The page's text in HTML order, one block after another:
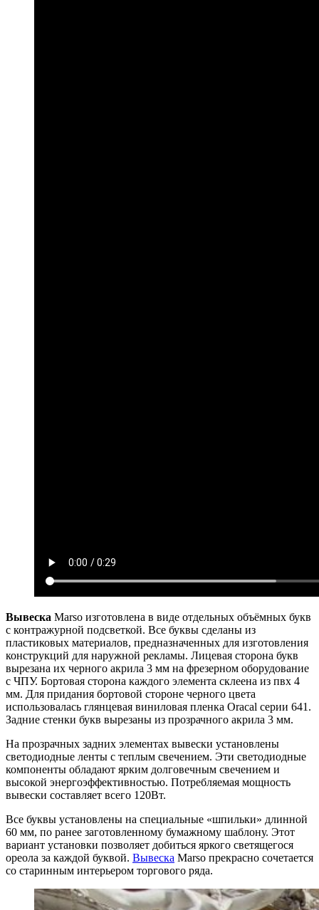
Вывеска Marso изготовлена в виде отдельных объёмных букв
с контражурной подсветкой. Все буквы сделаны из
пластиковых материалов, предназначенных для изготовления
конструкций для наружной рекламы. Лицевая сторона букв
вырезана их черного акрила 3 мм на фрезерном оборудование
с ЧПУ. Бортовая сторона каждого элемента склеена из пвх 4
мм. Для придания бортовой стороне черного цвета
использовалась глянцевая виниловая пленка Oracal серии 641.
Задние стенки букв вырезаны из прозрачного акрила 3 мм.
На прозрачных задних элементах вывески установлены
светодиодные ленты с теплым свечением. Эти светодиодные
компоненты обладают ярким долговечным свечением и
высокой энергоэффективностью. Потребляемая мощность
вывески составляет всего 120Вт.
Все буквы установлены на специальные «шпильки» длинной
60 мм, по ранее заготовленному бумажному шаблону. Этот
вариант установки позволяет добиться яркого светящегося
ореола за каждой буквой. Вывеска Marso прекрасно сочетается
со старинным интерьером торгового ряда.